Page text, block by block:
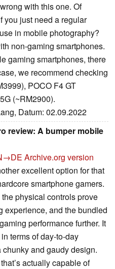
with this one. Of
you just need a regular
in mobile photography?
non-gaming smartphones.
gaming smartphones, there
we recommend checking
POCO F4 GT
(~RM2900).
Datum: 02.09.2022
review: A bumper mobile
Archive.org version
excellent option for that
smartphone gamers.
physical controls prove
experience, and the bundled
performance further. It
terms of day-to-day
and gaudy design.
actually capable of